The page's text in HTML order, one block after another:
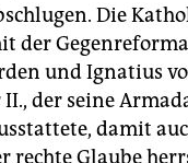
Die
der
und Ignatius
der seine
damit
rechte Glaube